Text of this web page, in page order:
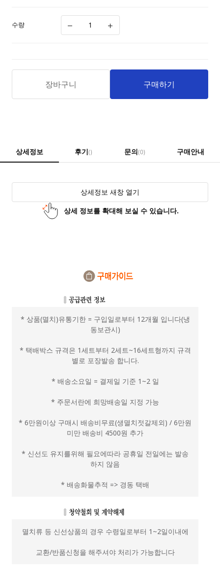
수량
장바구니 구매하기
상세정보 후기() 문의(0) 구매안내
상세정보 새창 열기
상세 정보를 확대해 보실 수 있습니다.
* 상품(멸치)유통기한 = 구입일로부터 12개월 입니다(냉
동보관시)
* 택배박스 규격은 1세트부터 2세트~16세트형까지 규격
별로 포장발송 합니다.
* 배송소요일 = 결제일 기준 1~2 일
* 주문서란에 희망배송일 지정 가능
* 6만원이상 구매시 배송비무료(생멸치젓갈제외) / 6만원
미만 배송비 4500원 추가
* 신선도 유지를위해 필요에따라 공휴일 전일에는 발송
하지 않음
* 배송화물추적 => 경동 택배
멸치류 등 신선상품의 경우 수령일로부터 1~2일이내에
교환/반품신청을 해주셔야 처리가 가능합니다